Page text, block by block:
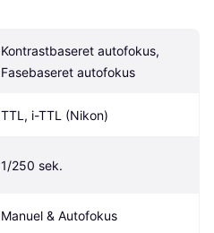
Kontrastbaseret autofokus,
Fasebaseret autofokus
TTL, i-TTL (Nikon)
1/250 sek.
Manuel & Autofokus